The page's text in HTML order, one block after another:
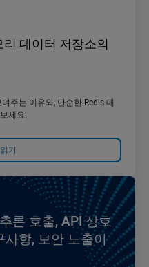
데이터 저장소의
주는 이유와, 단순한 Redis 대
세요.
기
론 호출, API 상호
사항, 보안 노출이